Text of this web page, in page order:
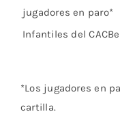
jugadores en paro*
Infantiles del
*Los jugadores en
cartilla.